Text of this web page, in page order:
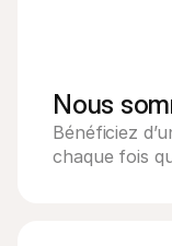
Nous
Bénéficiez
chaque fois